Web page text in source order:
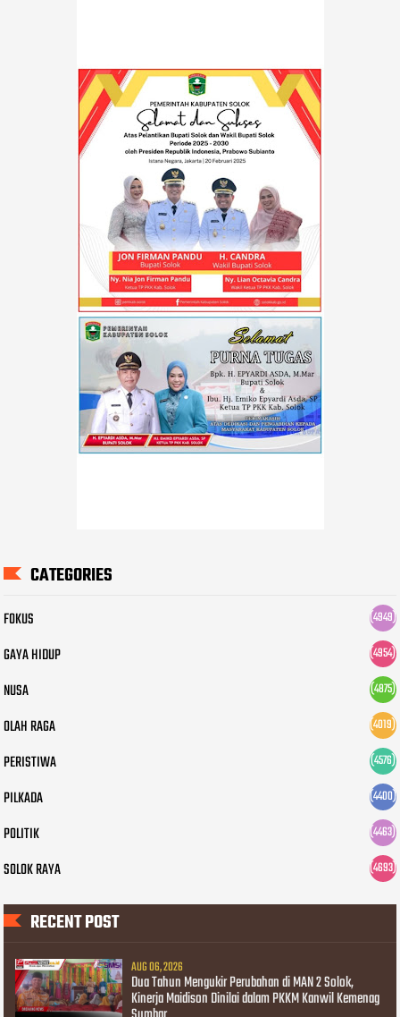
CATEGORIES
FOKUS (4949)
GAYA HIDUP (4954)
NUSA (4875)
OLAH RAGA (4019)
PERISTIWA (4576)
PILKADA (4400)
POLITIK (4463)
SOLOK RAYA (4693)
RECENT POST
AUG 06, 2026
Dua Tahun Mengukir Perubahan di MAN 2 Solok,
Kinerja Maidison Dinilai dalam PKKM Kanwil Kemenag